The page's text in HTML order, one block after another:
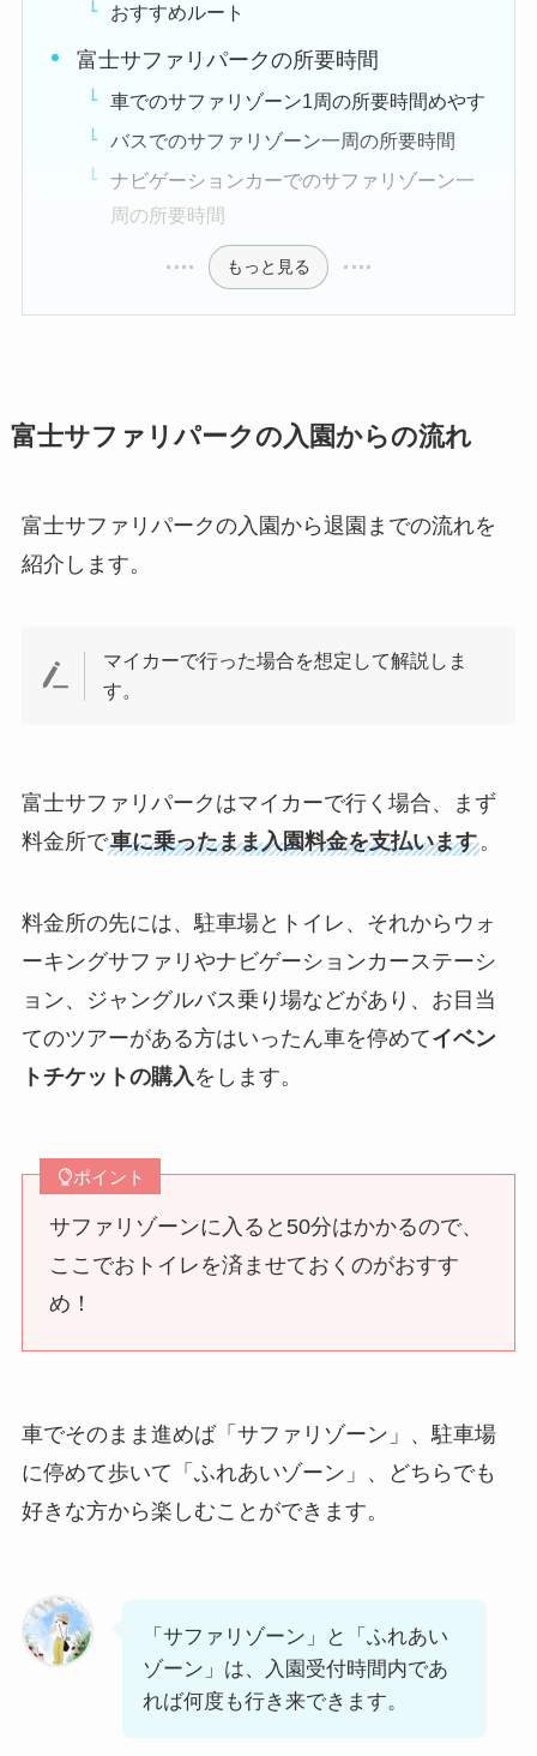
おすすめルート
富士サファリパークの所要時間
車でのサファリゾーン1周の所要時間めやす
バスでのサファリゾーン一周の所要時間
ナビゲーションカーでのサファリゾーン一
周の所要時間
もっと見る
富士サファリパークの入園からの流れ
富士サファリパークの入園から退園までの流れを
紹介します。
マイカーで行った場合を想定して解説しま
す。
富士サファリパークはマイカーで行く場合、まず
料金所で車に乗ったまま入園料金を支払います。
料金所の先には、駐車場とトイレ、それからウォ
ーキングサファリやナビゲーションカーステーシ
ョン、ジャングルバス乗り場などがあり、お目当
てのツアーがある方はいったん車を停めてイベン
トチケットの購入 をします。
ポイント
サファリゾーンに入ると50分はかかるので、
ここでおトイレを済ませておくのがおすす
め！
車でそのまま進めば「サファリゾーン」、駐車場
に停めて歩いて「ふれあいゾーン」、どちらでも
好きな方から楽しむことができます。
「サファリゾーン」と「ふれあい
ゾーン」は、入園受付時間内であ
れば何度も行き来できます。